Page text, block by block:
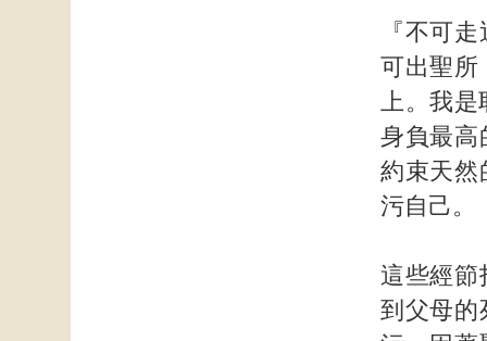
『不可
可出聖所
上。我是
身負最高
約束天然
污自己。
這些經節
到父母的